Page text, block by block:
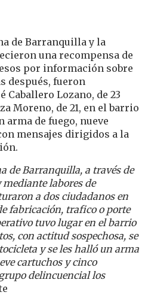
de Barranquilla y la
una recompensa de
por información sobre
después, fueron
Caballero Lozano, de 23
Moreno, de 21, en el barrio
arma de fuego, nueve
mensajes dirigidos a la
de Barranquilla, a través de
labores de
a dos ciudadanos en
fabricación, trafico o porte
tuvo lugar en el barrio
con actitud sospechosa, se
y se les halló un arma
cartuchos y cinco
delincuencial los